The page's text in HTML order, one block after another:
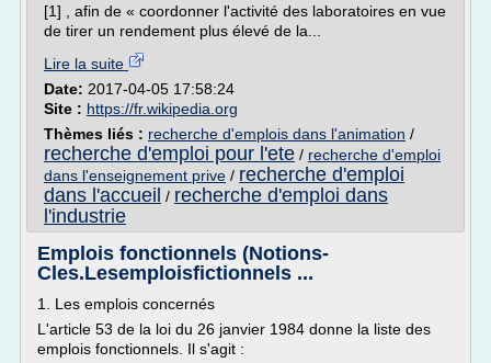
[1] , afin de « coordonner l'activité des laboratoires en vue
de tirer un rendement plus élevé de la...
Lire la suite
Date: 2017-04-05 17:58:24
Site : https://fr.wikipedia.org
Thèmes liés : recherche d'emplois dans l'animation /
recherche d'emploi pour l'ete / recherche d'emploi
dans l'enseignement prive / recherche d'emploi
dans l'accueil / recherche d'emploi dans
l'industrie
Emplois fonctionnels (Notions-
Cles.Lesemploisfictionnels ...
1. Les emplois concernés
L'article 53 de la loi du 26 janvier 1984 donne la liste des
emplois fonctionnels. Il s'agit :